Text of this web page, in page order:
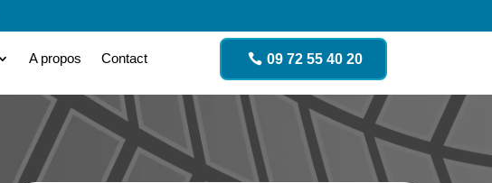
A propos Contact 09 72 55 40 20